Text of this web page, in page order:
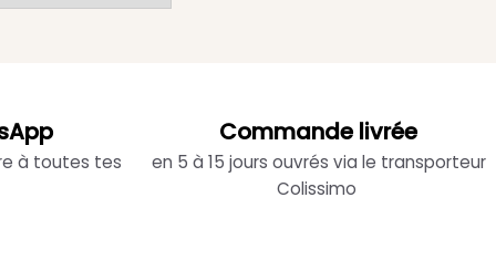
à toutes tes
Commande livrée
en 5 à 15 jours ouvrés via le transporteur
Colissimo